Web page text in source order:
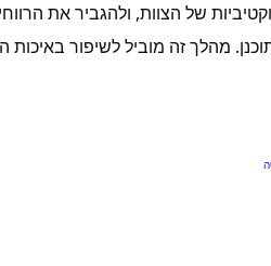
של הצוות, ולהגביר את
מהלך זה מוביל לשיפור